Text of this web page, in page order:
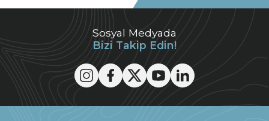
Sosyal Medyada
Bizi Takip Edin!